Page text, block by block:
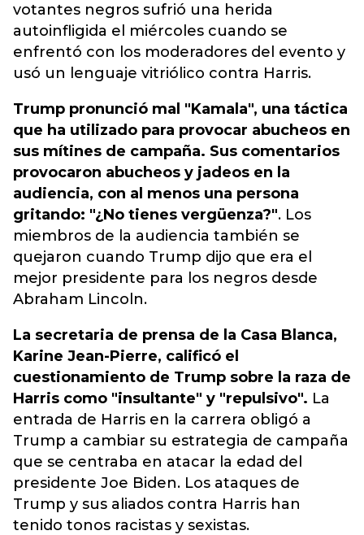
votantes negros sufrió una herida
autoinfligida el miércoles cuando se
enfrentó con los moderadores del evento y
usó un lenguaje vitriólico contra Harris.
Trump pronunció mal "Kamala", una táctica
que ha utilizado para provocar abucheos en
sus mítines de campaña. Sus comentarios
provocaron abucheos y jadeos en la
audiencia, con al menos una persona
gritando: "¿No tienes vergüenza?". Los
miembros de la audiencia también se
quejaron cuando Trump dijo que era el
mejor presidente para los negros desde
Abraham Lincoln.
La secretaria de prensa de la Casa Blanca,
Karine Jean-Pierre, calificó el
cuestionamiento de Trump sobre la raza de
Harris como "insultante" y "repulsivo". La
entrada de Harris en la carrera obligó a
Trump a cambiar su estrategia de campaña
que se centraba en atacar la edad del
presidente Joe Biden. Los ataques de
Trump y sus aliados contra Harris han
tenido tonos racistas y sexistas.